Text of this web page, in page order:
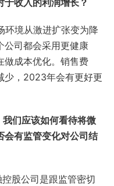
收入的利润增长？
环境从激进扩张变为降
公司都会采用更健康
做成本优化。销售费
少，2023年会有更好更
们应该如何看待将微
会有监管变化对公司结
股公司是跟监管密切